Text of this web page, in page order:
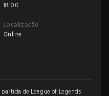
18:00
Localização
Online
partida de League of Legends